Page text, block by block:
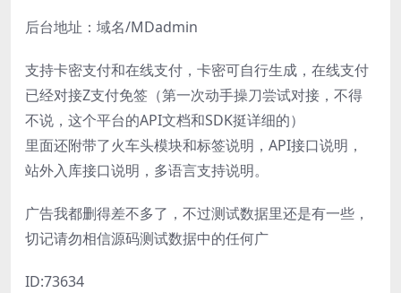
后台地址：域名/MDadmin
支持卡密支付和在线支付，卡密可自行生成，在线支付
已经对接Z支付免签（第一次动手操刀尝试对接，不得
不说，这个平台的API文档和SDK挺详细的）
里面还附带了火车头模块和标签说明，API接口说明，
站外入库接口说明，多语言支持说明。
广告我都删得差不多了，不过测试数据里还是有一些，
切记请勿相信源码测试数据中的任何广
ID:73634